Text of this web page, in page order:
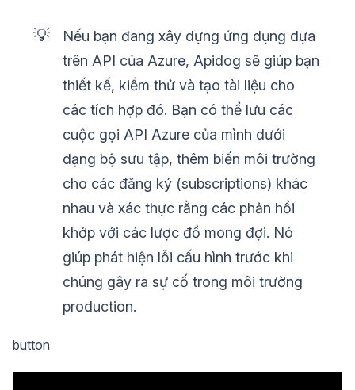
💡
Nếu bạn đang xây dựng ứng dụng dựa
trên API của Azure, Apidog sẽ giúp bạn
thiết kế, kiểm thử và tạo tài liệu cho
các tích hợp đó. Bạn có thể lưu các
cuộc gọi API Azure của mình dưới
dạng bộ sưu tập, thêm biến môi trường
cho các đăng ký (subscriptions) khác
nhau và xác thực rằng các phản hồi
khớp với các lược đồ mong đợi. Nó
giúp phát hiện lỗi cấu hình trước khi
chúng gây ra sự cố trong môi trường
production.
button